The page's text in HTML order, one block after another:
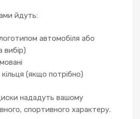
йдуть:
автомобіля або
вибір)
(якщо потрібно)
нададуть вашому
спортивного характеру.